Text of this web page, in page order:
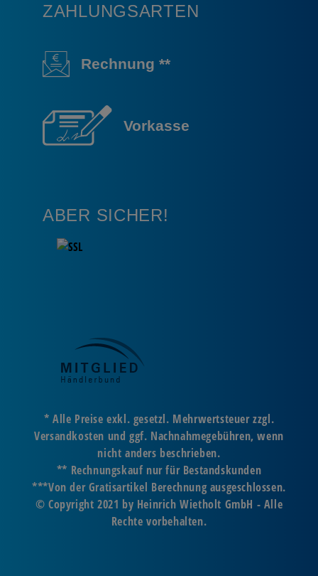
ZAHLUNGSARTEN
Rechnung **
Vorkasse
ABER SICHER!
* Alle Preise exkl. gesetzl. Mehrwertsteuer zzgl.
Versandkosten und ggf. Nachnahmegebühren, wenn
nicht anders beschrieben.
** Rechnungskauf nur für Bestandskunden
***Von der Gratisartikel Berechnung ausgeschlossen.
© Copyright 2021 by Heinrich Wietholt GmbH - Alle
Rechte vorbehalten.